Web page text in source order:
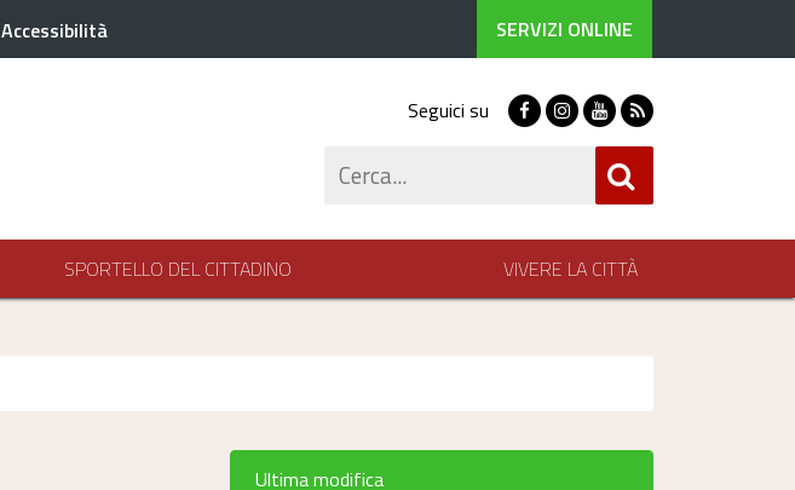
Accessibilità SERVIZI ONLINE
Seguici su FacebookInstagram
Youtube
RSS
SPORTELLO DEL CITTADINO VIVERE LA CITTÀ
Ultima modifica